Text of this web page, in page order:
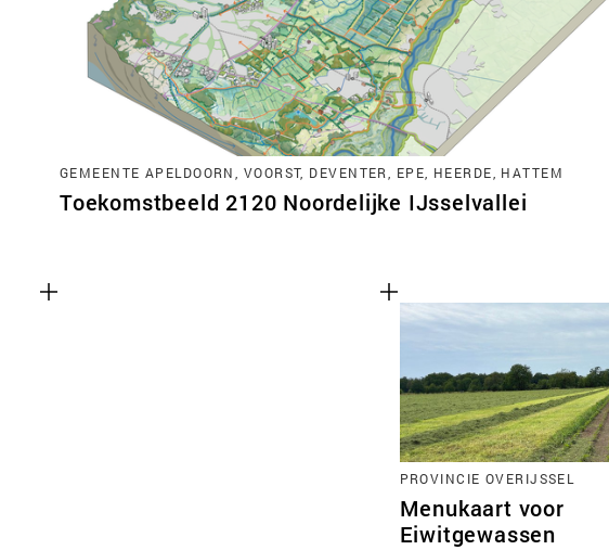
GEMEENTE APELDOORN, VOORST, DEVENTER, EPE, HEERDE, HATTEM
Toekomstbeeld 2120 Noordelijke IJsselvallei
PROVINCIE OVERIJSSEL
Menukaart voor
Eiwitgewassen